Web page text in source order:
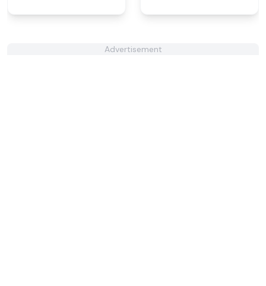
Advertisement